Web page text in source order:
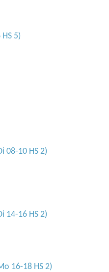
5)
08-10 HS 2)
14-16 HS 2)
16-18 HS 2)